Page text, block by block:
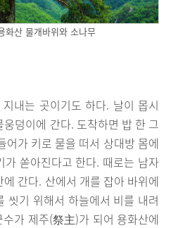
화산 물개바위와 소나무
내는 곳이기도 하다. 날이 몹시
덩이에 간다. 도착하면 밥 한 그
가 키로 물을 떠서 상대방 몸에
쏟아진다고 한다. 때로는 남자
간다. 산에서 개를 잡아 바위에
씻기 위해서 하늘에서 비를 내려
가 제주(祭主)가 되어 용화산에